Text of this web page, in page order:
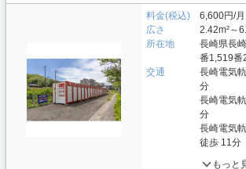
料金(税込)
6,600円/
広さ
2.42m²～
所在地
長崎県長
番1,519番
交通
長崎電気
分
長崎電気
分
長崎電気
徒歩 11分
もっと